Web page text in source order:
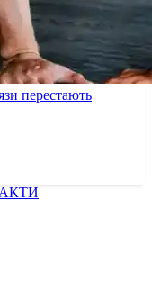
перестають